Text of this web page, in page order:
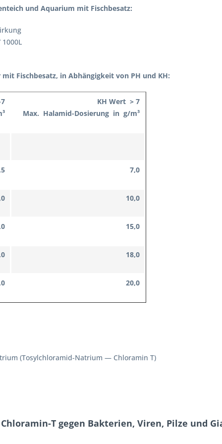
und Aquarium mit Fischbesatz:
Fischbesatz, in Abhängigkeit von PH und KH:
KH Wert > 7
Max. Halamid-Dosierung in g/m³
7,0
10,0
15,0
18,0
20,0
(Tosylchloramid-Natrium — Chloramin T)
T gegen Bakterien, Viren, Pilze und